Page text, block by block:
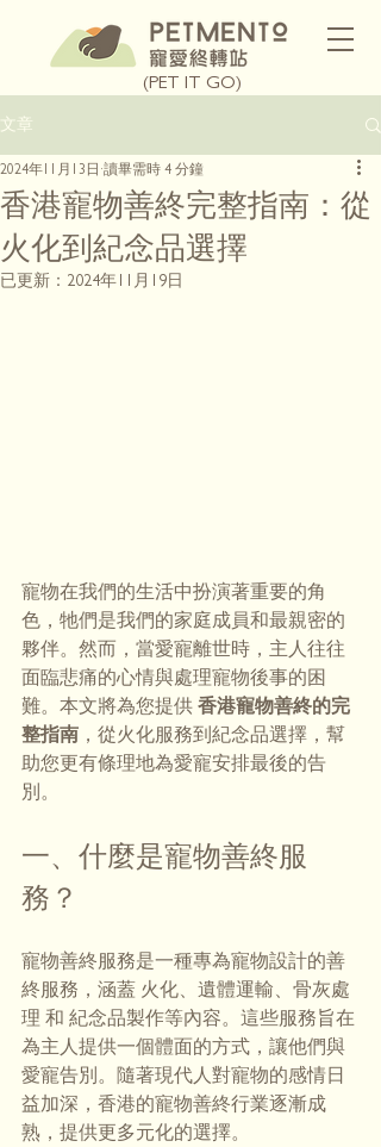
(PET IT GO)
文章
香港寵物善終完整指南：從
火化到紀念品選擇
2024年11月13日 讀畢需時 4 分鐘
已更新： 2024年11月19日
寵物在我們的生活中扮演著重要的角
色，牠們是我們的家庭成員和最親密的
夥伴。然而，當愛寵離世時，主人往往
面臨悲痛的心情與處理寵物後事的困
難。本文將為您提供 香港寵物善終的完
整指南 ，從火化服務到紀念品選擇，幫
助您更有條理地為愛寵安排最後的告
別。
一、什麼是寵物善終服
務？
寵物善終服務是一種專為寵物設計的善
終服務，涵蓋 火化、遺體運輸、骨灰處
理 和 紀念品製作等內容。這些服務旨在
為主人提供一個體面的方式，讓他們與
愛寵告別。隨著現代人對寵物的感情日
益加深，香港的寵物善終行業逐漸成
熟，提供更多元化的選擇。